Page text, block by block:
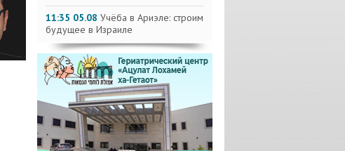
11:35 05.08 Учёба в Ариэле: строим
будущее в Израиле